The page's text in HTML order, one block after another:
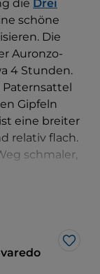
die Drei
schöne
Die
Auronzo-
4 Stunden.
Paternsattel
Gipfeln
eine breiter
relativ flach.
schmaler,
ist von Ende
kann per E-
Die
Like